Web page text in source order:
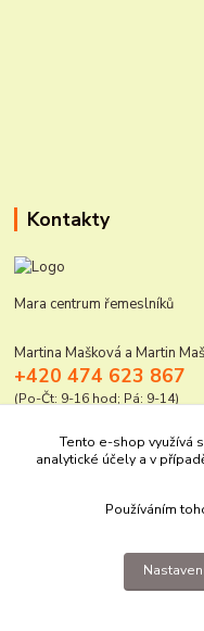
Kontakty
Mara centrum řemeslníků
Martina Mašková a Martin
+420 474 623 867
(Po-Čt: 9-16 hod; Pá: 9-14)
mara@elektro-naradi.cz
Tento e-shop využívá
analytické účely a v
Používáním